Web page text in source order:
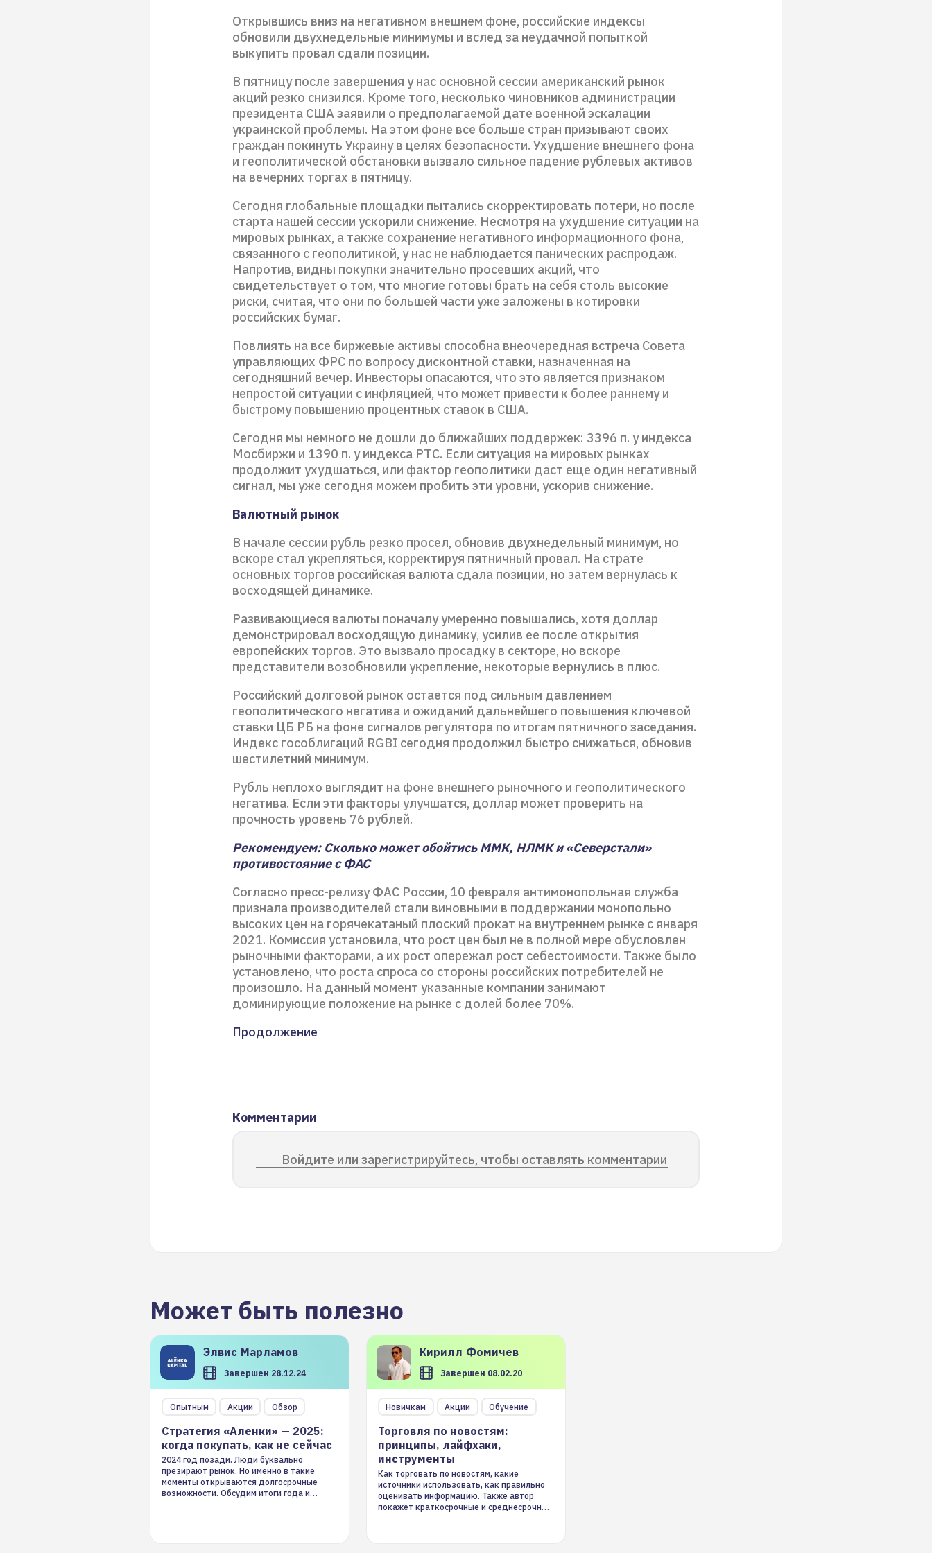
Открывшись вниз на негативном внешнем фоне, российские индексы
обновили двухнедельные минимумы и вслед за неудачной попыткой
выкупить провал сдали позиции.
В пятницу после завершения у нас основной сессии американский рынок
акций резко снизился. Кроме того, несколько чиновников администрации
президента США заявили о предполагаемой дате военной эскалации
украинской проблемы. На этом фоне все больше стран призывают своих
граждан покинуть Украину в целях безопасности. Ухудшение внешнего фона
и геополитической обстановки вызвало сильное падение рублевых активов
на вечерних торгах в пятницу.
Сегодня глобальные площадки пытались скорректировать потери, но после
старта нашей сессии ускорили снижение. Несмотря на ухудшение ситуации на
мировых рынках, а также сохранение негативного информационного фона,
связанного с геополитикой, у нас не наблюдается панических распродаж.
Напротив, видны покупки значительно просевших акций, что
свидетельствует о том, что многие готовы брать на себя столь высокие
риски, считая, что они по большей части уже заложены в котировки
российских бумаг.
Повлиять на все биржевые активы способна внеочередная встреча Совета
управляющих ФРС по вопросу дисконтной ставки, назначенная на
сегодняшний вечер. Инвесторы опасаются, что это является признаком
непростой ситуации с инфляцией, что может привести к более раннему и
быстрому повышению процентных ставок в США.
Сегодня мы немного не дошли до ближайших поддержек: 3396 п. у индекса
Мосбиржи и 1390 п. у индекса РТС. Если ситуация на мировых рынках
продолжит ухудшаться, или фактор геополитики даст еще один негативный
сигнал, мы уже сегодня можем пробить эти уровни, ускорив снижение.
Валютный рынок
В начале сессии рубль резко просел, обновив двухнедельный минимум, но
вскоре стал укрепляться, корректируя пятничный провал. На страте
основных торгов российская валюта сдала позиции, но затем вернулась к
восходящей динамике.
Развивающиеся валюты поначалу умеренно повышались, хотя доллар
демонстрировал восходящую динамику, усилив ее после открытия
европейских торгов. Это вызвало просадку в секторе, но вскоре
представители возобновили укрепление, некоторые вернулись в плюс.
Российский долговой рынок остается под сильным давлением
геополитического негатива и ожиданий дальнейшего повышения ключевой
ставки ЦБ РБ на фоне сигналов регулятора по итогам пятничного заседания.
Индекс гособлигаций RGBI сегодня продолжил быстро снижаться, обновив
шестилетний минимум.
Рубль неплохо выглядит на фоне внешнего рыночного и геополитического
негатива. Если эти факторы улучшатся, доллар может проверить на
прочность уровень 76 рублей.
Рекомендуем: Сколько может обойтись ММК, НЛМК и «Северстали»
противостояние с ФАС
Согласно пресс-релизу ФАС России, 10 февраля антимонопольная служба
признала производителей стали виновными в поддержании монопольно
высоких цен на горячекатаный плоский прокат на внутреннем рынке с января
2021. Комиссия установила, что рост цен был не в полной мере обусловлен
рыночными факторами, а их рост опережал рост себестоимости. Также было
установлено, что роста спроса со стороны российских потребителей не
произошло. На данный момент указанные компании занимают
доминирующие положение на рынке с долей более 70%.
Продолжение
Комментарии
Войдите или зарегистрируйтесь, чтобы оставлять комментарии
Может быть полезно
Элвис Марламов
Завершен 28.12.24
Опытным Акции Обзор
Стратегия «Аленки» — 2025:
когда покупать, как не сейчас
2024 год позади. Люди буквально
презирают рынок. Но именно в такие
моменты открываются долгосрочные
возможности. Обсудим итоги года и
Кирилл Фомичев
Завершен 08.02.20
Новичкам Акции Обучение
Торговля по новостям:
принципы, лайфхаки,
инструменты
Как торговать по новостям, какие
источники использовать, как правильно
оценивать информацию. Также автор
покажет краткосрочные и среднесрочные